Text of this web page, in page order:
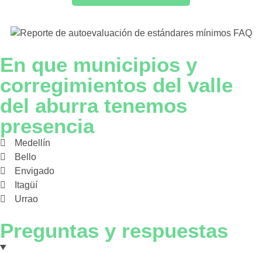
En que municipios y
corregimientos del valle
del aburra tenemos
presencia
Medellín
Bello
Envigado
Itagüí
Urrao
Preguntas y respuestas